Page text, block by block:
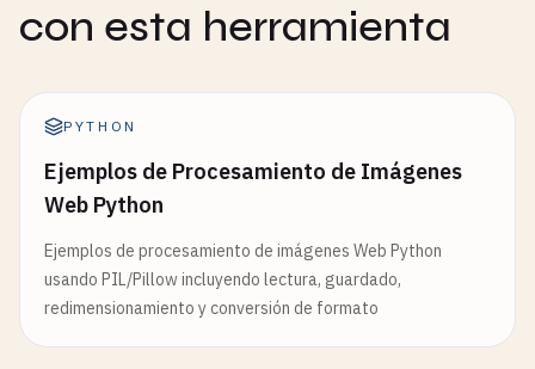
con esta herramienta
PYTHON
Ejemplos de Procesamiento de Imágenes
Web Python
Ejemplos de procesamiento de imágenes Web Python
usando PIL/Pillow incluyendo lectura, guardado,
redimensionamiento y conversión de formato